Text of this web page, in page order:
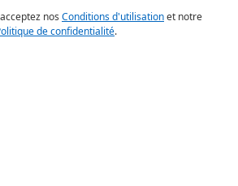
nos Conditions d'utilisationet notre
de confidentialité.